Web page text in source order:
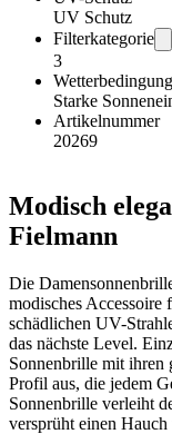
UV Schutz
Filterkategorie
3
Wetterbedingung
Starke
Artikelnummer
20269
Modisch
Fielmann
Die
modisches Accessoire
schädlichen UV-
das nächste Level.
Sonnenbrille mit ihren
Profil aus, die jedem
Sonnenbrille verleiht
versprüht einen